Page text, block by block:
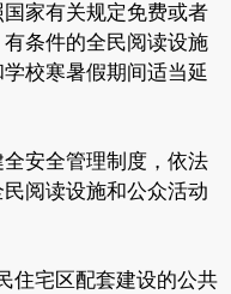
家有关规定免费或者
条件的全民阅读设施
校寒暑假期间适当延
安全管理制度，依法
阅读设施和公众活动
住宅区配套建设的公共